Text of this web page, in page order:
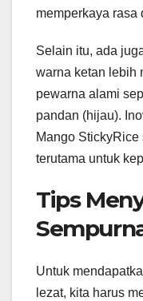
memperkaya rasa
Selain itu, ada
warna ketan lebih
pewarna alami
pandan (hijau).
Mango
terutama untuk
Tips
Untuk
lezat, kita harus